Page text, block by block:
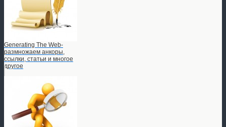
Generating The Web-
размножаем анкоры,
ссылки, статьи и многое
другое